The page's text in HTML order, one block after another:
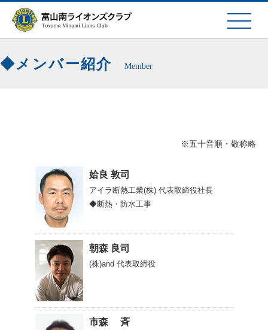
メンバー紹介 Member
※五十音順・敬称略
姶良 敦司
アイラ断熱工業(株) 代表取締役社長
◆断熱・防水工事
朝森 良司
(株)and 代表取締役
市森 斉